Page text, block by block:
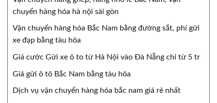
chuyển hàng hóa hà nội sài gòn
Vận chuyển hàng hóa Bắc Nam bằng đường sắt, phí gửi
xe đạp bằng tàu hỏa
Giá cước Gửi xe ô to từ Hà Nội vào Đà Nẵng chỉ từ 5 tr
Giá gửi ô tô Bắc Nam bằng tàu hỏa
Dịch vụ vận chuyển hàng hóa bắc nam giá rẻ nhất